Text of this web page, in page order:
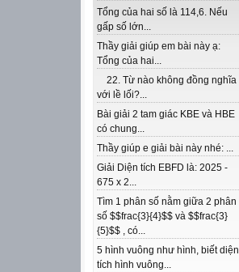
Tổng của hai số là 114,6. Nếu
gấp số lớn...
Thầy giải giúp em bài này ạ:
Tổng của hai...
22. Từ nào không đồng nghĩa
với lề lối?...
Bài giải 2 tam giác KBE và HBE
có chung...
Thầy giúp e giải bài này nhé: ...
Giải Diện tích EBFD là: 2025 -
675 x 2...
Tìm 1 phân số nằm giữa 2 phân
số $$frac{3}{4}$$ và $$frac{3}
{5}$$ , có...
5 hình vuông như hình, biết diện
tích hình vuông...